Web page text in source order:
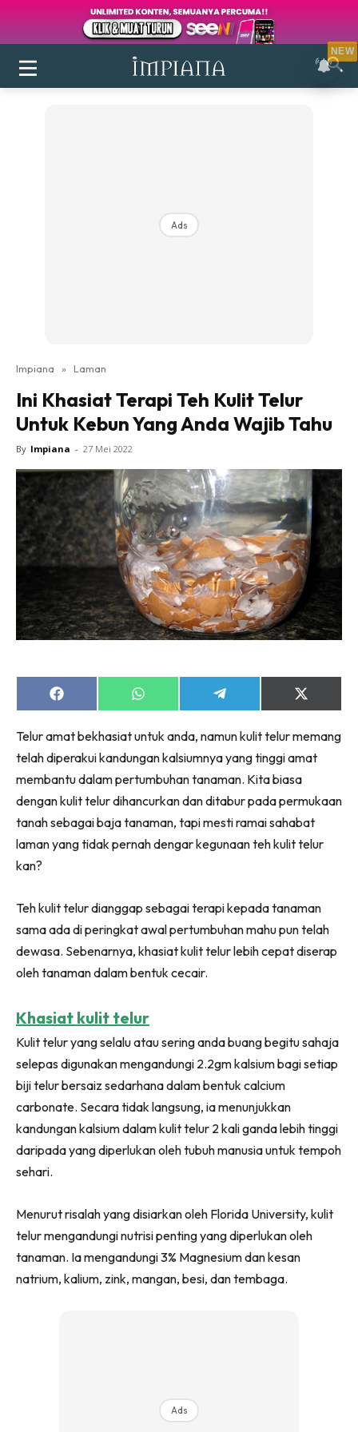
Login|Register
Ruang Makan
Ruang Tamu
Direktori
Interior Design
Landskap
DIY
Bilik Air
Bilik Tidur
Ruang Makan
Make Over
Bilik Tidur
Ruang Tamu
Menarik Lagi
Casa Impiana
Hartanah
High Rise
Landed
Beli Di Mana
Buat Sendiri
Ilham Impiana
Ilham Impiana 360
Ilham Impiana Inspirasi Selebriti
Impiana TV
Casa Impiana
Sembang Dekor
Sembang Laman
Tip Impiana
Ads
Impiana » Laman
Ini Khasiat Terapi Teh Kulit Telur
Untuk Kebun Yang Anda Wajib Tahu
By Impiana - 27 Mei 2022
Share
on
Share
on
Share
on
Share
on
(Twitter)
Telur amat bekhasiat untuk anda, namun kulit telur memang
telah diperakui kandungan kalsiumnya yang tinggi amat
membantu dalam pertumbuhan tanaman. Kita biasa
dengan kulit telur dihancurkan dan ditabur pada permukaan
tanah sebagai baja tanaman, tapi mesti ramai sahabat
laman yang tidak pernah dengar kegunaan teh kulit telur
kan?
Teh kulit telur dianggap sebagai terapi kepada tanaman
sama ada di peringkat awal pertumbuhan mahu pun telah
dewasa. Sebenarnya, khasiat kulit telur lebih cepat diserap
oleh tanaman dalam bentuk cecair.
Khasiat kulit telur
Kulit telur yang selalu atau sering anda buang begitu sahaja
selepas digunakan mengandungi 2.2gm kalsium bagi setiap
biji telur bersaiz sedarhana dalam bentuk calcium
carbonate. Secara tidak langsung, ia menunjukkan
kandungan kalsium dalam kulit telur 2 kali ganda lebih tinggi
daripada yang diperlukan oleh tubuh manusia untuk tempoh
sehari.
Menurut risalah yang disiarkan oleh Florida University, kulit
telur mengandungi nutrisi penting yang diperlukan oleh
tanaman. Ia mengandungi 3% Magnesium dan kesan
natrium, kalium, zink, mangan, besi, dan tembaga.
Ads
NEW